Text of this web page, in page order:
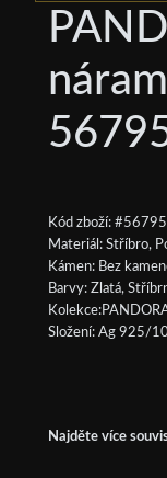
Kód zboží:
Materiál: Stříbro,
Kámen: Bez
Barvy: Zlatá,
Složení: Ag 925/
Najděte více